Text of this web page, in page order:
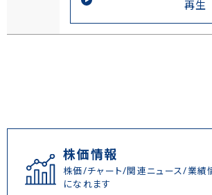
再生
株価情報
株価/チャート/関連ニュース/業績
になれます